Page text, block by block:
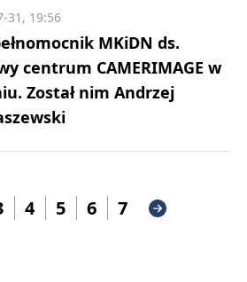
MKiDN ds.
centrum CAMERIMAGE w
Został nim Andrzej
31, 19:56
4 5 6 7